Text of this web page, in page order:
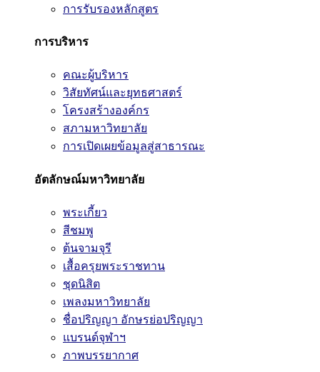
การรับรองหลักสูตร
การบริหาร
คณะผู้บริหาร
วิสัยทัศน์และยุทธศาสตร์
โครงสร้างองค์กร
สภามหาวิทยาลัย
การเปิดเผยข้อมูลสู่สาธารณะ
อัตลักษณ์มหาวิทยาลัย
พระเกี้ยว
สีชมพู
ต้นจามจุรี
เสื้อครุยพระราชทาน
ชุดนิสิต
เพลงมหาวิทยาลัย
ชื่อปริญญา อักษรย่อปริญญา
แบรนด์จุฬาฯ
ภาพบรรยากาศ